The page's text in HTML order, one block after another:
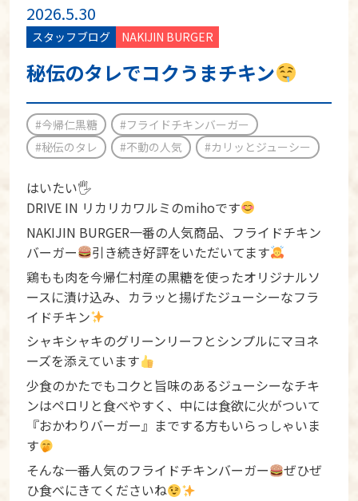
2026.5.30
スタッフブログ NAKIJIN BURGER
秘伝のタレでコクうまチキン
#今帰仁黒糖
#フライドチキンバーガー
#秘伝のタレ
#不動の人気 #カリッとジューシー
はいたい🖐️
DRIVE IN リカリカワルミのmihoです
NAKIJIN BURGER一番の人気商品、フライドチキン
バーガー
引き続き好評をいただいてます
鶏もも肉を今帰仁村産の黒糖を使ったオリジナルソ
ースに漬け込み、カラッと揚げたジューシーなフラ
イドチキン
シャキシャキのグリーンリーフとシンプルにマヨネ
ーズを添えています
少食のかたでもコクと旨味のあるジューシーなチキ
ンはペロリと食べやすく、中には食欲に火がついて
『おかわりバーガー』までする方もいらっしゃいま
す
そんな一番人気のフライドチキンバーガー
ぜひぜ
ひ食べにきてくださいね